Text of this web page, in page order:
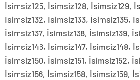
İsimsiz125, İsimsiz128, İsimsiz129,
İsimsiz132, İsimsiz133, İsimsiz135,
İsimsiz137, İsimsiz138, İsimsiz139,
İsimsiz146, İsimsiz147, İsimsiz148,
İsimsiz150, İsimsiz151, İsimsiz152,
İsimsiz156, İsimsiz158, İsimsiz159,